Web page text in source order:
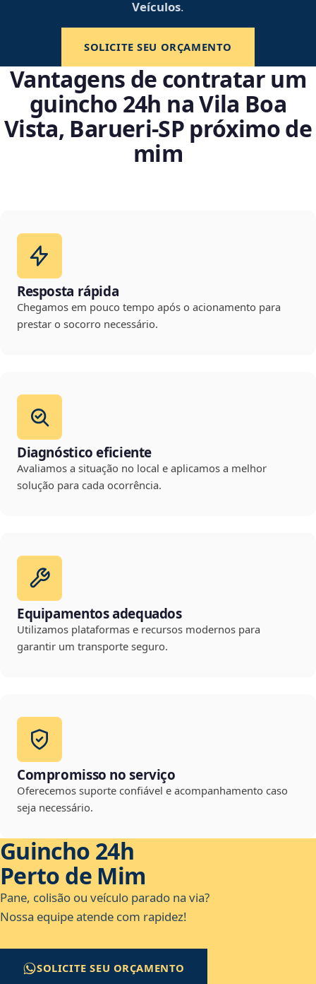
Veículos.
SOLICITE SEU ORÇAMENTO
Vantagens de contratar um
guincho 24h na Vila Boa
Vista, Barueri‑SP próximo de
mim
Resposta rápida
Chegamos em pouco tempo após o acionamento para
prestar o socorro necessário.
Diagnóstico eficiente
Avaliamos a situação no local e aplicamos a melhor
solução para cada ocorrência.
Equipamentos adequados
Utilizamos plataformas e recursos modernos para
garantir um transporte seguro.
Compromisso no serviço
Oferecemos suporte confiável e acompanhamento caso
seja necessário.
Guincho 24h
Perto de Mim
Pane, colisão ou veículo parado na via?
Nossa equipe atende com rapidez!
SOLICITE SEU ORÇAMENTO